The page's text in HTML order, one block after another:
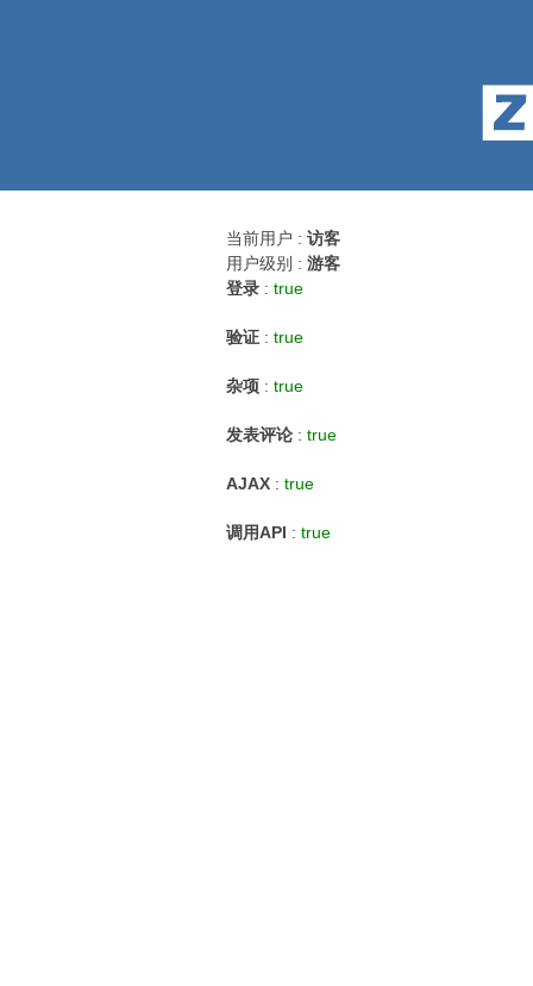
当前用户 : 访客
用户级别 : 游客
登录 : true
验证 : true
杂项 : true
发表评论 : true
AJAX : true
调用API : true